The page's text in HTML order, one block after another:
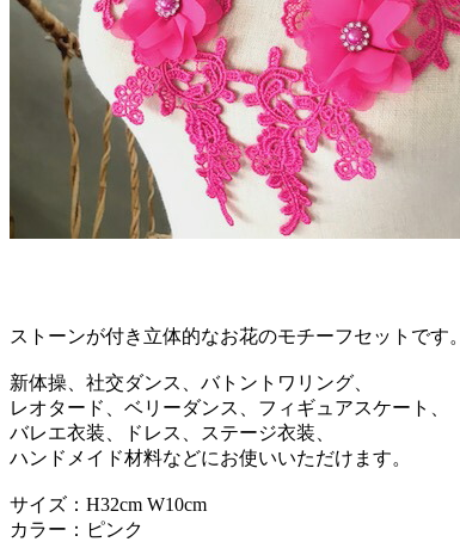
ストーンが付き立体的なお花のモチーフセットです。
新体操、社交ダンス、バトントワリング、
レオタード、ベリーダンス、フィギュアスケート、
バレエ衣装、ドレス、ステージ衣装、
ハンドメイド材料などにお使いいただけます。
サイズ：H32cm W10cm
カラー：ピンク